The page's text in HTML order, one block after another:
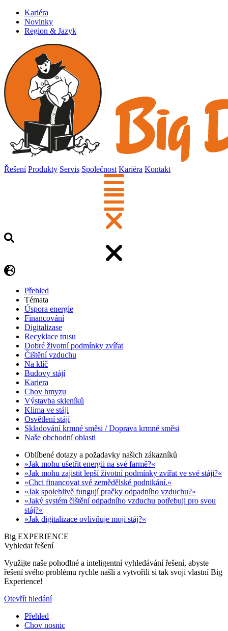
Kariéra
Novinky
Region & Jazyk
Řešení Produkty Servis Společnost Kariéra Kontakt
Přehled
Témata
Úspora energie
Financování
Digitalizase
Recyklace trusu
Dobré životní podmínky zvířat
Čištění vzduchu
Na klíč
Budovy stájí
Kariera
Chov hmyzu
Výstavba skleníků
Klima ve stáji
Osvětlení stájí
Skladování krmné směsi / Doprava krmné směsi
Naše obchodní oblasti
Oblíbené dotazy a požadavky našich zákazníků
»Jak mohu ušetřit energii na své farmě?«
»Jak mohu zajistit lepší životní podmínky zvířat ve své stáji?«
»Chci financovat své zemědělské podnikání.«
»Jak spolehlivě fungují pračky odpadního vzduchu?«
»Jaký systém čištění odpadního vzduchu potřebuji pro svou
stáj?«
»Jak digitalizace ovlivňuje moji stáj?«
Big EXPERIENCE
Vyhledat řešení
Využijte naše pohodlné a inteligentní vyhledávání řešení, abyste
řešení svého problému rychle našli a vytvořili si tak svoji vlastní Big
Experience!
Otevřít hledání
Přehled
Chov nosnic